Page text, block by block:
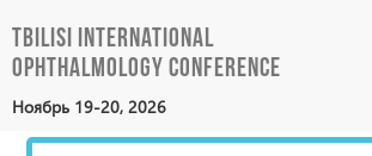
Ноябрь 19-20, 2026
Tbilisi International
Ophthalmology Conference